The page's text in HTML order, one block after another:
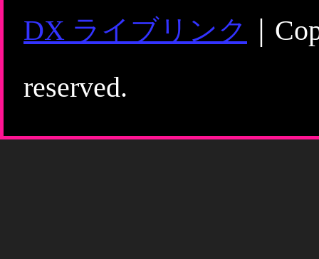
DX ライブリンク
｜
reserved.